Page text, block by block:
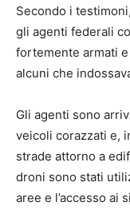
Secondo i
gli agenti federali
fortemente armati
alcuni che
Gli agenti sono
veicoli corazzati e,
strade attorno a
droni sono stati
aree e l’accesso ai